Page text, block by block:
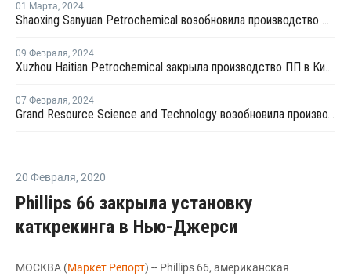
01 Марта, 2024
Shaoxing Sanyuan Petrochemical возобновила производство ПП на линии №1 в Китае
09 Февраля, 2024
Xuzhou Haitian Petrochemical закрыла производство ПП в Китае
07 Февраля, 2024
Grand Resource Science and Technology возобновила производство на линии №2 по выпуску ПП в Китае
20 Февраля, 2020
Phillips 66 закрыла установку
каткрекинга в Нью-Джерси
МОСКВА (Маркет Репорт) -- Phillips 66, американская